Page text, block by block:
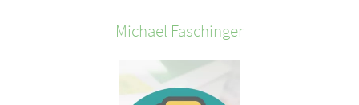
Michael Faschinger